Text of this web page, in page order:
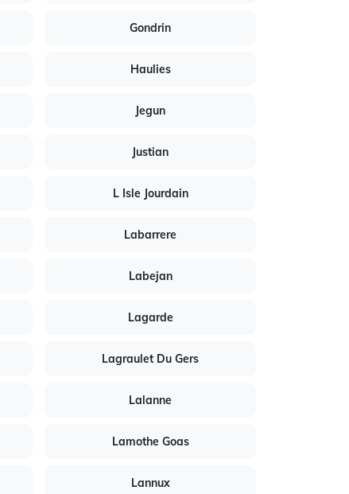
Gondrin
Haulies
Jegun
Justian
L Isle Jourdain
Labarrere
Labejan
Lagarde
Lagraulet Du Gers
Lalanne
Lamothe Goas
Lannux